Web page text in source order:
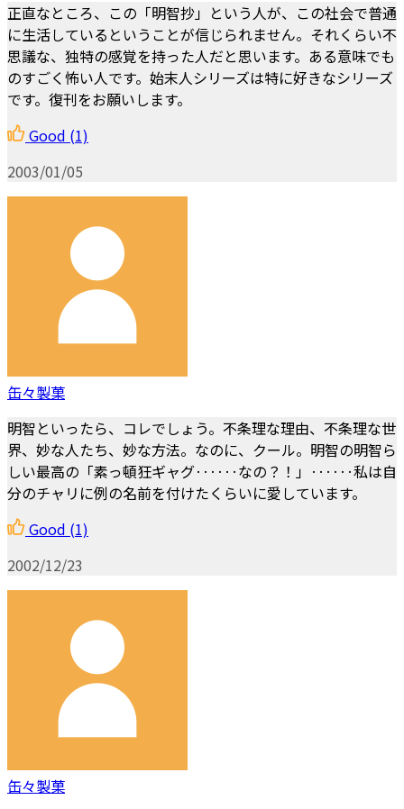
正直なところ、この「明智抄」という人が、この社会で普通
に生活しているということが信じられません。それくらい不
思議な、独特の感覚を持った人だと思います。ある意味でも
のすごく怖い人です。始末人シリーズは特に好きなシリーズ
です。復刊をお願いします。
Good (1)
2003/01/05
缶々製菓
明智といったら、コレでしょう。不条理な理由、不条理な世
界、妙な人たち、妙な方法。なのに、クール。明智の明智ら
しい最高の「素っ頓狂ギャグ‥‥‥なの？！」‥‥‥私は自
分のチャリに例の名前を付けたくらいに愛しています。
Good (1)
2002/12/23
缶々製菓